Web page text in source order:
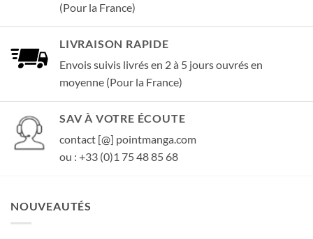
(Pour la France)
LIVRAISON RAPIDE
Envois suivis livrés en 2 à 5 jours ouvrés en
moyenne (Pour la France)
SAV À VOTRE ÉCOUTE
contact [@] pointmanga.com
ou : +33 (0)1 75 48 85 68
NOUVEAUTÉS